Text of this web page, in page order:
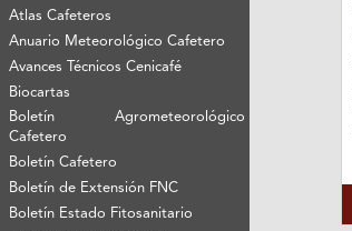
Atlas Cafeteros
Anuario Meteorológico Cafetero
Avances Técnicos Cenicafé
Biocartas
Boletín Agrometeorológico
Cafetero
Boletín Cafetero
Boletín de Extensión FNC
Boletín Estado Fitosanitario